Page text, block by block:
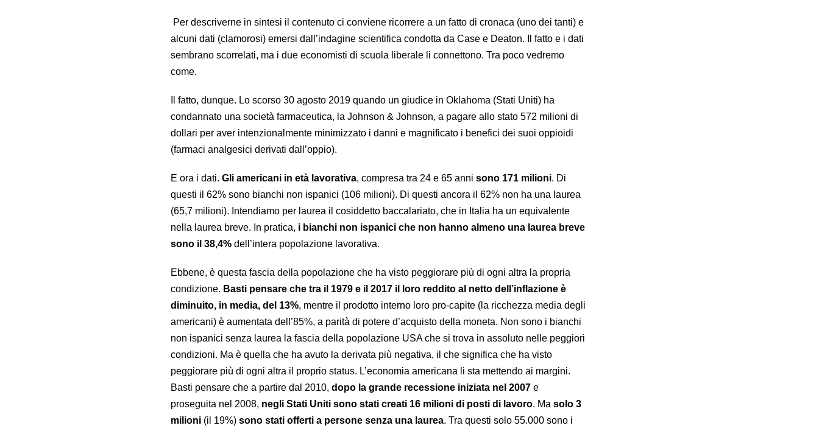
Per descriverne in sintesi il contenuto ci conviene ricorrere a un fatto di cronaca (uno dei tanti) e
alcuni dati (clamorosi) emersi dall’indagine scientifica condotta da Case e Deaton. Il fatto e i dati
sembrano scorrelati, ma i due economisti di scuola liberale li connettono. Tra poco vedremo
come.
Il fatto, dunque. Lo scorso 30 agosto 2019 quando un giudice in Oklahoma (Stati Uniti) ha
condannato una società farmaceutica, la Johnson & Johnson, a pagare allo stato 572 milioni di
dollari per aver intenzionalmente minimizzato i danni e magnificato i benefici dei suoi oppioidi
(farmaci analgesici derivati dall’oppio).
E ora i dati. Gli americani in età lavorativa, compresa tra 24 e 65 anni sono 171 milioni. Di
questi il 62% sono bianchi non ispanici (106 milioni). Di questi ancora il 62% non ha una laurea
(65,7 milioni). Intendiamo per laurea il cosiddetto baccalariato, che in Italia ha un equivalente
nella laurea breve. In pratica, i bianchi non ispanici che non hanno almeno una laurea breve
sono il 38,4% dell’intera popolazione lavorativa.
Ebbene, è questa fascia della popolazione che ha visto peggiorare più di ogni altra la propria
condizione. Basti pensare che tra il 1979 e il 2017 il loro reddito al netto dell’inflazione è
diminuito, in media, del 13%, mentre il prodotto interno loro pro-capite (la ricchezza media degli
americani) è aumentata dell’85%, a parità di potere d’acquisto della moneta. Non sono i bianchi
non ispanici senza laurea la fascia della popolazione USA che si trova in assoluto nelle peggiori
condizioni. Ma è quella che ha avuto la derivata più negativa, il che significa che ha visto
peggiorare più di ogni altra il proprio status. L’economia americana li sta mettendo ai margini.
Basti pensare che a partire dal 2010, dopo la grande recessione iniziata nel 2007 e
proseguita nel 2008, negli Stati Uniti sono stati creati 16 milioni di posti di lavoro. Ma solo 3
milioni (il 19%) sono stati offerti a persone senza una laurea. Tra questi solo 55.000 sono i